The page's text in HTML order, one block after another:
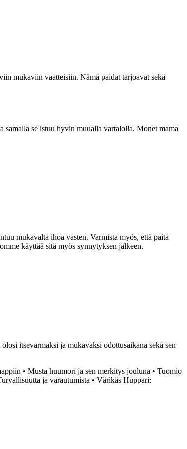
mukaviin vaatteisiin. Nämä paidat tarjoavat sekä
samalla se istuu hyvin muualla vartalolla. Monet mama
mukavalta ihoa vasten. Varmista myös, että paita
käyttää sitä myös synnytyksen jälkeen.
itsevarmaksi ja mukavaksi odottusaikana sekä sen
• Musta huumori ja sen merkitys jouluna • Tuomio
ja varautumista • Värikäs Huppari: